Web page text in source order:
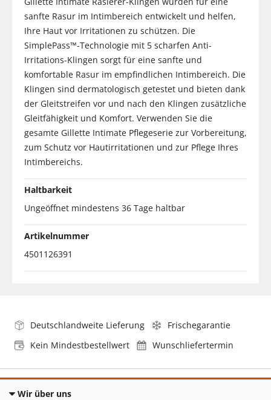
sanfte Rasur im Intimbereich entwickelt und helfen,
Ihre Haut vor Irritationen zu schützen. Die
SimplePass™-Technologie mit 5 scharfen Anti-
Irritations-Klingen sorgt für eine sanfte und
komfortable Rasur im empfindlichen Intimbereich. Die
Klingen sind dermatologisch getestet und bieten dank
der Gleitstreifen vor und nach den Klingen zusätzliche
Gleitfähigkeit und Komfort. Verwenden Sie die
gesamte Gillette Intimate Pflegeserie zur Vorbereitung,
zum Schutz vor Hautirritationen und zur Pflege Ihres
Intimbereichs.
Haltbarkeit
Ungeöffnet mindestens 36 Tage haltbar
Artikelnummer
4501126391
Deutschlandweite Lieferung
Frischegarantie
Kein Mindestbestellwert
Wunschliefertermin
Wir über uns